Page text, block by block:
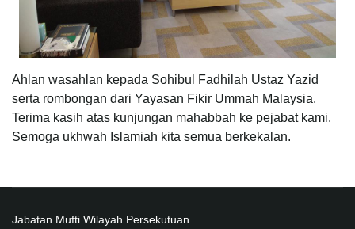
Ahlan wasahlan kepada Sohibul Fadhilah Ustaz Yazid
serta rombongan dari Yayasan Fikir Ummah Malaysia.
Terima kasih atas kunjungan mahabbah ke pejabat kami.
Semoga ukhwah Islamiah kita semua berkekalan.
Jabatan Mufti Wilayah Persekutuan